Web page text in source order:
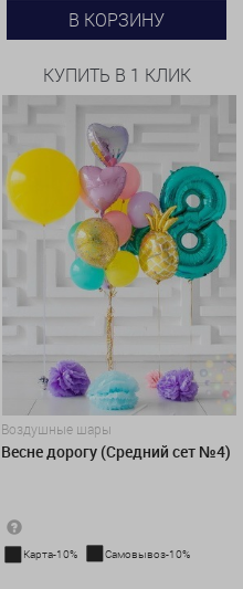
В КОРЗИНУ
КУПИТЬ В 1 КЛИК
Воздушные шары
Весне дорогу (Средний сет №4)
Карта-10% Самовывоз-10%